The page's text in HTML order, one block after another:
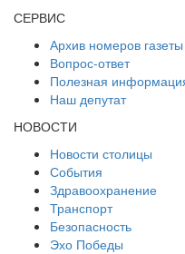
СЕРВИС
Архив номеров газеты
Вопрос-ответ
Полезная
Наш депутат
НОВОСТИ
Новости столицы
События
Здравоохранение
Транспорт
Безопасность
Эхо Победы